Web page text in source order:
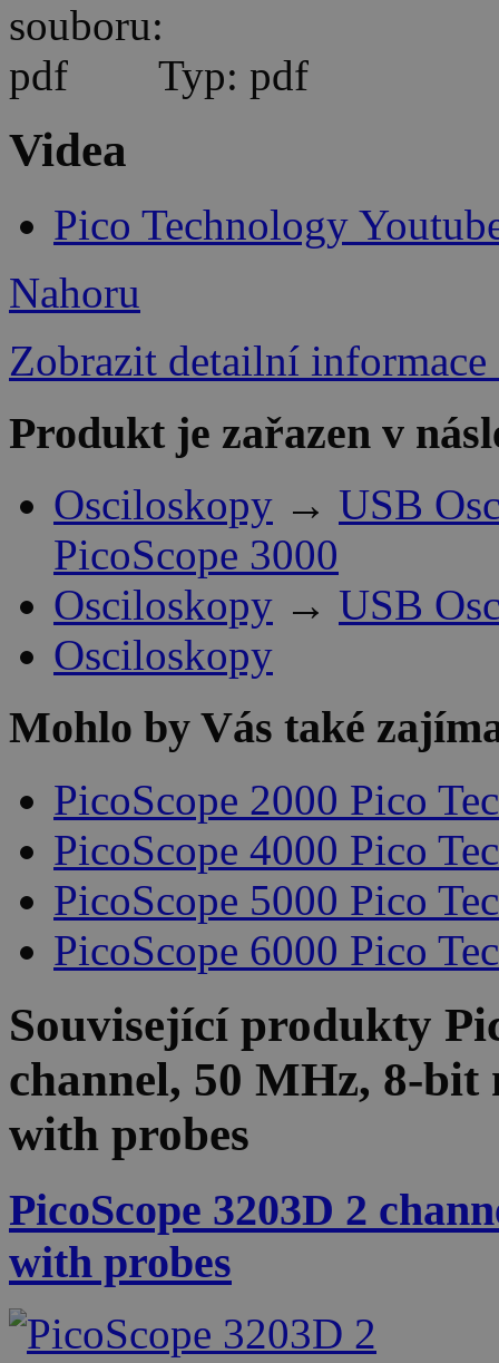
Typ: pdf
Videa
Pico Technology
Nahoru
Zobrazit detailní informace
Produkt je zařazen v
Osciloskopy → USB
PicoScope 3000
Osciloskopy → USB
Osciloskopy
Mohlo by Vás také
PicoScope 2000 Pico
PicoScope 4000 Pico
PicoScope 5000 Pico
PicoScope 6000 Pico
Související produkty
channel, 50 MHz, 8-bit
with probes
PicoScope 3203D 2
with probes